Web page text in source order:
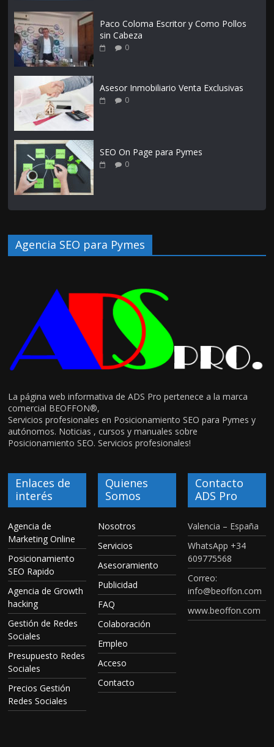
Paco Coloma Escritor y Como Pollos
sin Cabeza
0
Asesor Inmobiliario Venta Exclusivas
0
SEO On Page para Pymes
0
Agencia SEO para Pymes
La página web informativa de ADS Pro pertenece a la marca
comercial BEOFFON®,
Servicios profesionales en Posicionamiento SEO para Pymes y
autónomos. Noticias , cursos y manuales sobre
Posicionamiento SEO. Servicios profesionales!
Enlaces de
interés
Agencia de
Marketing Online
Posicionamiento
SEO Rapido
Agencia de Growth
hacking
Gestión de Redes
Sociales
Presupuesto Redes
Sociales
Precios Gestión
Redes Sociales
Quienes
Somos
Nosotros
Servicios
Asesoramiento
Publicidad
FAQ
Colaboración
Empleo
Acceso
Contacto
Contacto
ADS Pro
Valencia – España
WhatsApp +34
609775568
Correo:
info@beoffon.com
www.beoffon.com